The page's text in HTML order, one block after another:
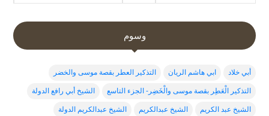
وسوم
أبي خلاد ابي هاشم الريان التذكير العطر بقصة موسى والخضر
التذكير الْعَطِر بقصة موسى والْخَضِر- الجزء التاسع الشيخ أبي رافع الدولة
الشيخ عبد الكريم الشيخ عبدالكريم الشيخ عبدالكريم الدولة